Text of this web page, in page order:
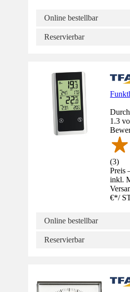
Online bestellbar
Reservierbar
1.3
(3)
Preis
inkl.
€*/
Online bestellbar
Reservierbar